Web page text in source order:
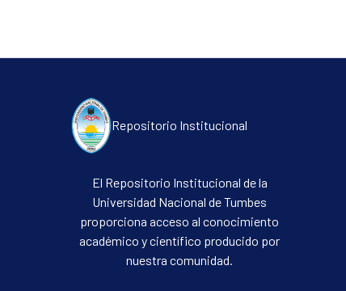
Repositorio Institucional
El Repositorio Institucional de la
Universidad Nacional de Tumbes
proporciona acceso al conocimiento
académico y científico producido por
nuestra comunidad.